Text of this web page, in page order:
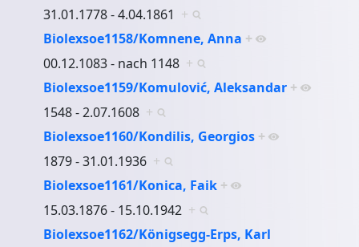
31.01.1778 - 4.04.1861 +
Biolexsoe1158/Komnene, Anna +
00.12.1083 - nach 1148 +
Biolexsoe1159/Komulović, Aleksandar +
1548 - 2.07.1608 +
Biolexsoe1160/Kondilis, Georgios +
1879 - 31.01.1936 +
Biolexsoe1161/Konica, Faik +
15.03.1876 - 15.10.1942 +
Biolexsoe1162/Königsegg-Erps, Karl